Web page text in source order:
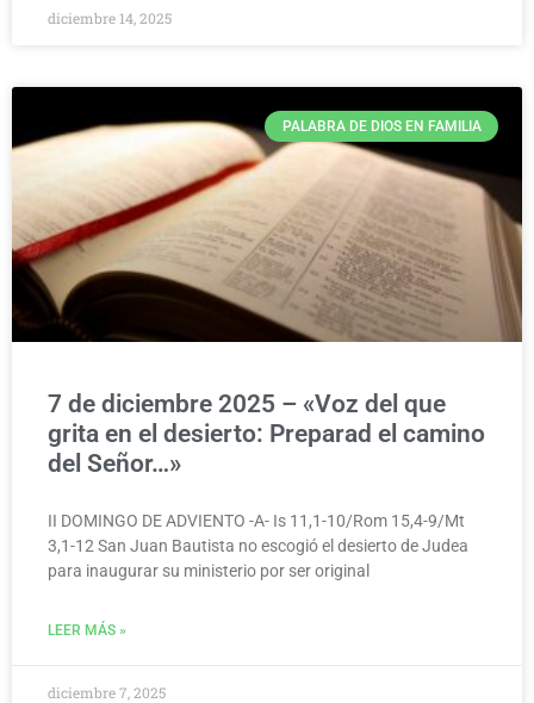
diciembre 14, 2025
PALABRA DE DIOS EN FAMILIA
7 de diciembre 2025 – «Voz del que
grita en el desierto: Preparad el camino
del Señor…»
II DOMINGO DE ADVIENTO -A- Is 11,1-10/Rom 15,4-9/Mt
3,1-12 San Juan Bautista no escogió el desierto de Judea
para inaugurar su ministerio por ser original
LEER MÁS »
diciembre 7, 2025